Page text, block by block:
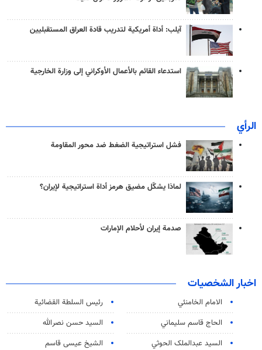
آيلب: أداة أمريكية لتدريب قادة العراق المستقبليين
استدعاء القائم بالأعمال الأوكراني إلى وزارة الخارجية
الرأي
فشل استراتيجية الضغط ضد محور المقاومة
لماذا يشكّل مضيق هرمز أداة استراتيجية لإيران؟
صدمة إيران لأحلام الإمارات
اخبار الشخصيات
الامام الخامنئي
رئیس السلطة القضائیة
الحاج قاسم سليماني
السيد حسن نصرالله
السید عبدالملک الحوثي
الشيخ عيسى قاسم